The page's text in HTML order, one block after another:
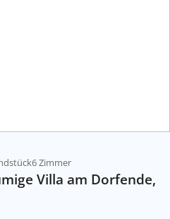
6 Zimmer
Villa am Dorfende,